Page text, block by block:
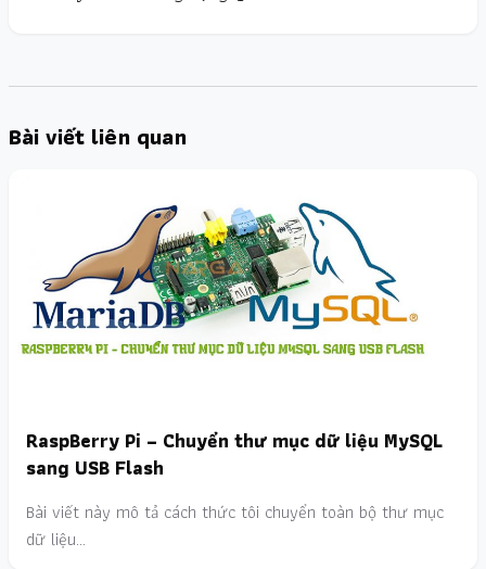
Bài viết liên quan
RaspBerry Pi – Chuyển thư mục dữ liệu MySQL
sang USB Flash
Bài viết này mô tả cách thức tôi chuyển toàn bộ thư mục
dữ liệu…